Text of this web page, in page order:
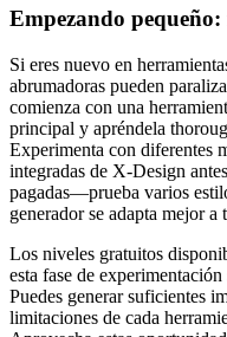
Empezando
Si eres nuevo en
abrumadoras pueden
comienza con una
principal y apréndela
Experimenta con diferentes
integradas de X-Design
pagadas—prueba varios
generador se adapta mejor a
Los niveles gratuitos
esta fase de
Puedes generar suficientes
limitaciones de cada